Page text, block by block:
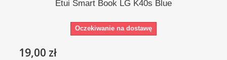
Etui Smart Book LG K40s Blue
Oczekiwanie na dostawę
19,00 zł